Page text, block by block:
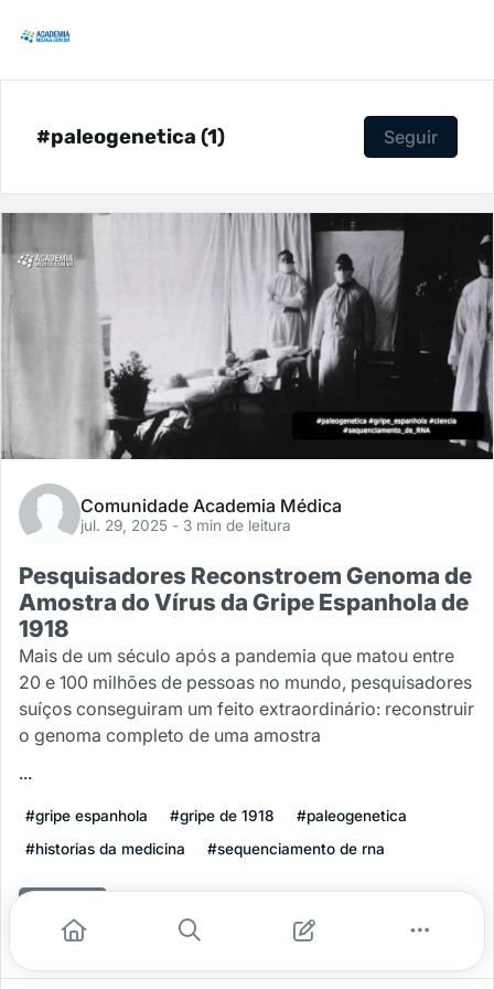
#paleogenetica (1) Seguir
Comunidade Academia Médica
jul. 29, 2025 - 3 min de leitura
Pesquisadores Reconstroem Genoma de
Amostra do Vírus da Gripe Espanhola de
1918
Mais de um século após a pandemia que matou entre
20 e 100 milhões de pessoas no mundo, pesquisadores
suíços conseguiram um feito extraordinário: reconstruir
o genoma completo de uma amostra
...
#gripe espanhola #gripe de 1918
#paleogenetica
#historias da medicina
#sequenciamento de rna
Leia mais